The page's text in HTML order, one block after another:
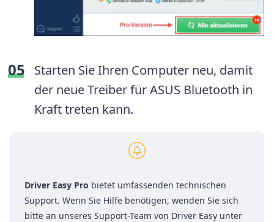
Starten Sie Ihren Computer neu, damit
der neue Treiber für ASUS Bluetooth in
Kraft treten kann.
Driver Easy Pro bietet umfassenden technischen
Support. Wenn Sie Hilfe benötigen, wenden Sie sich
bitte an unseres Support-Team von Driver Easy unter